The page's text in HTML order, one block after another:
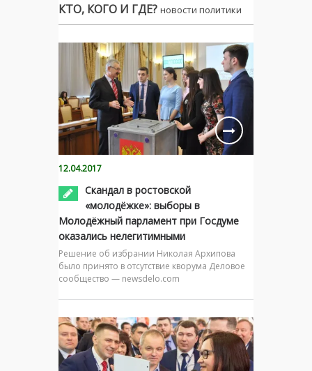
КТО, КОГО И ГДЕ? новости политики
12.04.2017
Скандал в ростовской
«молодёжке»: выборы в
Молодёжный парламент при Госдуме
оказались нелегитимными
Решение об избрании Николая Архипова
было принято в отсутствие кворума Деловое
сообщество — newsdelo.com